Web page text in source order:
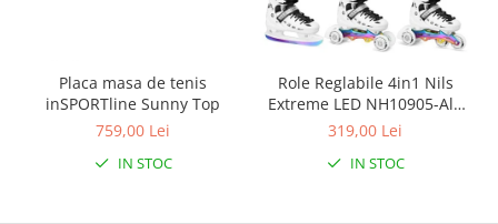
Placa masa de tenis
inSPORTline Sunny Top
759,00 Lei
IN STOC
Role Reglabile 4in1 Nils
Extreme LED NH10905-Alb
curcubeu
319,00 Lei
IN STOC